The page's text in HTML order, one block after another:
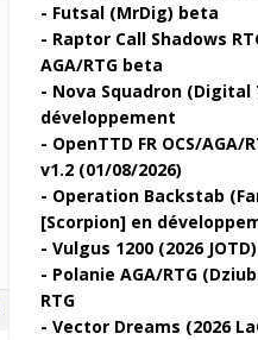
Futsal (MrDig) beta
Raptor Call Shadows
AGA/RTG beta
Nova Squadron (Digital
développement
OpenTTD FR OCS/AGA/
v1.2 (01/08/2026)
Operation Backstab
[Scorpion] en
Vulgus 1200 (2026 JOTD)
Polanie AGA/RTG
RTG
Vector Dreams (2026